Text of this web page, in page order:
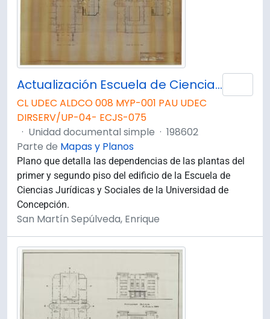
Actualización Escuela de Ciencias Jurídicas y Sociales. Planta 1° y 2° Piso. Modificada.
CL UDEC ALDCO 008 MYP-001 PAU UDEC
DIRSERV/UP-04- ECJS-075
· Unidad documental simple · 198602
Parte de Mapas y Planos
Plano que detalla las dependencias de las plantas del
primer y segundo piso del edificio de la Escuela de
Ciencias Jurídicas y Sociales de la Universidad de
Concepción.
San Martín Sepúlveda, Enrique